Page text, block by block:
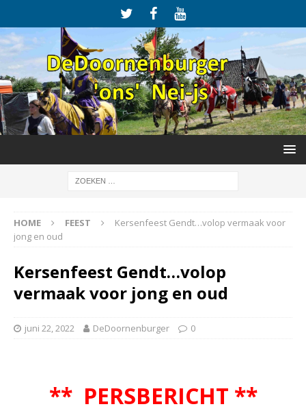
HOME FEEST
Kersenfeest Gendt…volop vermaak voor
jong en oud
Kersenfeest Gendt…volop
vermaak voor jong en oud
juni 22, 2022 DeDoornenburger 0
** PERSBERICHT **